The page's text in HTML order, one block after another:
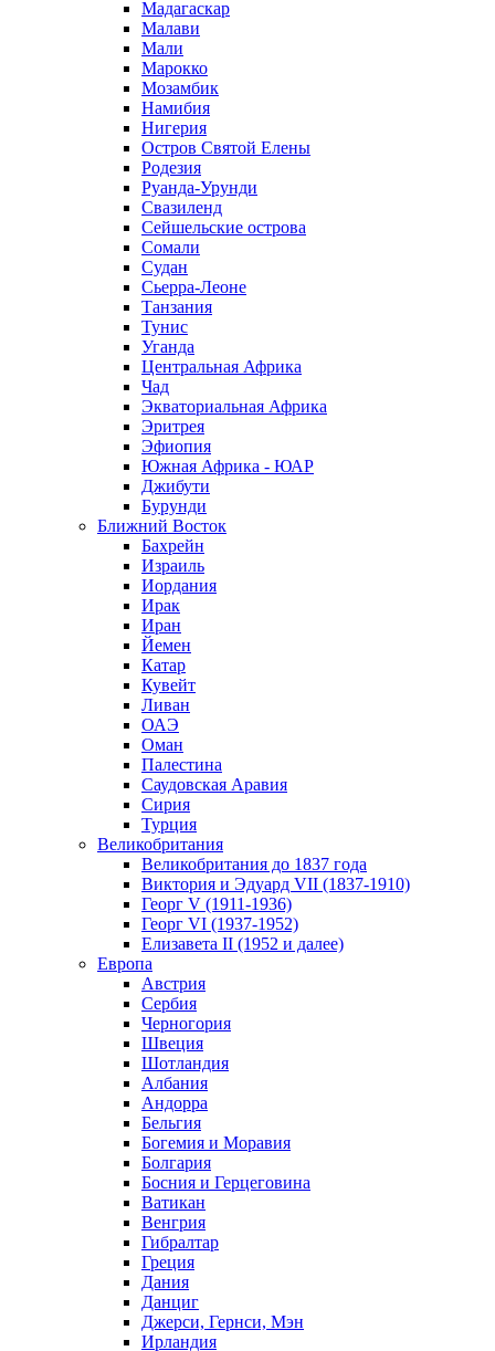
Мадагаскар
Малави
Мали
Марокко
Мозамбик
Намибия
Нигерия
Остров Святой Елены
Родезия
Руанда-Урунди
Свазиленд
Сейшельские острова
Сомали
Судан
Сьерра-Леоне
Танзания
Тунис
Уганда
Центральная Африка
Чад
Экваториальная Африка
Эритрея
Эфиопия
Южная Африка - ЮАР
Джибути
Бурунди
Ближний Восток
Бахрейн
Израиль
Иордания
Ирак
Иран
Йемен
Катар
Кувейт
Ливан
ОАЭ
Оман
Палестина
Саудовская Аравия
Сирия
Турция
Великобритания
Великобритания до 1837 года
Виктория и Эдуард VII (1837-1910)
Георг V (1911-1936)
Георг VI (1937-1952)
Елизавета II (1952 и далее)
Европа
Австрия
Сербия
Черногория
Швеция
Шотландия
Албания
Андорра
Бельгия
Богемия и Моравия
Болгария
Босния и Герцеговина
Ватикан
Венгрия
Гибралтар
Греция
Дания
Данциг
Джерси, Гернси, Мэн
Ирландия